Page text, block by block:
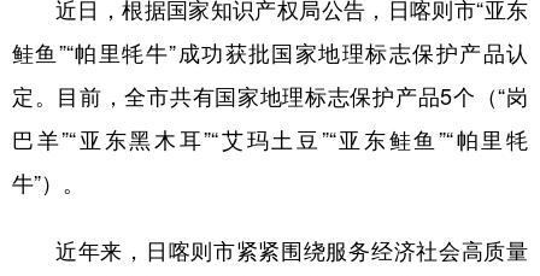
推广信息
近日，根据国家知识产权局公告，日喀则市“亚东
鲑鱼”“帕里牦牛”成功获批国家地理标志保护产品认
定。目前，全市共有国家地理标志保护产品5个（“岗
巴羊”“亚东黑木耳”“艾玛土豆”“亚东鲑鱼”“帕里牦
牛”）。
近年来，日喀则市紧紧围绕服务经济社会高质量